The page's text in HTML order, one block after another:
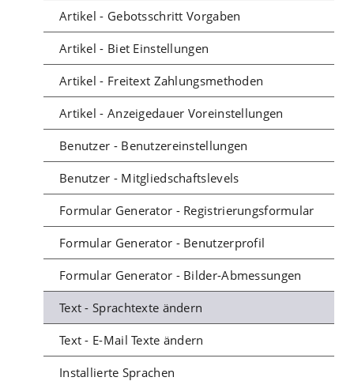
Artikel - Gebotsschritt Vorgaben
Artikel - Biet Einstellungen
Artikel - Freitext Zahlungsmethoden
Artikel - Anzeigedauer Voreinstellungen
Benutzer - Benutzereinstellungen
Benutzer - Mitgliedschaftslevels
Formular Generator - Registrierungsformular
Formular Generator - Benutzerprofil
Formular Generator - Bilder-Abmessungen
Text - Sprachtexte ändern
Text - E-Mail Texte ändern
Installierte Sprachen